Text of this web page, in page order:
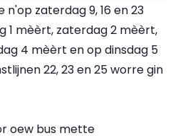
zaterdag 9, 16 en 23
1 mèèrt, zaterdag 2 mèèrt,
4 mèèrt en op dinsdag 5
22, 23 en 25 worre gin
oew bus mette